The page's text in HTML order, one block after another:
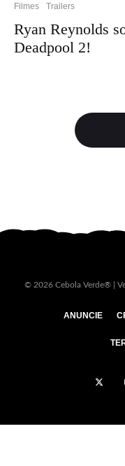
Filmes Trailers
Ryan Reynolds
Deadpool 2!
© 2026 Cebola Verde® |
ANUNCIE